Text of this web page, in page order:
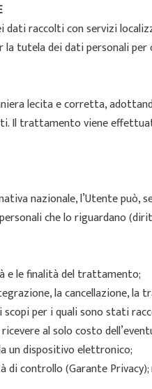
raccolti con servizi
la tutela dei dati personali
lecita e corretta,
Il trattamento viene
nazionale, l’Utente
che lo riguardano
e le finalità del trattamento;
la cancellazione,
scopi per i quali sono stati
al solo costo
un dispositivo elettronico;
controllo (Garante